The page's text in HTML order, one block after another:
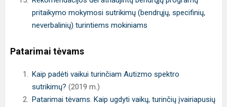
pritaikymo mokymosi sutrikimų (bendrųjų, specifinių,
neverbalinių) turintiems mokiniams
Patarimai tėvams
Kaip padėti vaikui turinčiam Autizmo spektro
sutrikimų? (2019 m.)
Patarimai tėvams. Kaip ugdyti vaikų, turinčių įvairiapusių